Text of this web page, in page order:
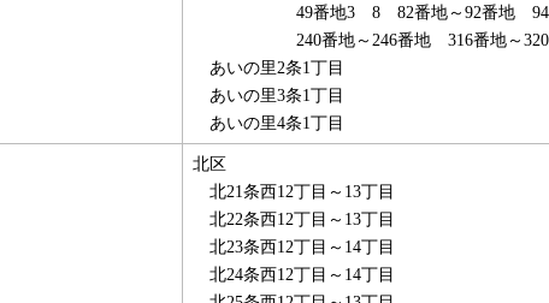
49番地3 8 82番地～92番地
240番地～246番地 316番地～
あいの里2条1丁目
あいの里3条1丁目
あいの里4条1丁目
北区
北21条西12丁目～13丁目
北22条西12丁目～13丁目
北23条西12丁目～14丁目
北24条西12丁目～14丁目